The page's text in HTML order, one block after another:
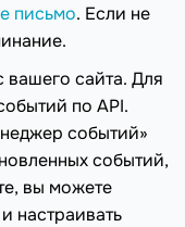
письмо. Если не
вашего сайта. Для
по API.
событий»
событий,
вы можете
настраивать